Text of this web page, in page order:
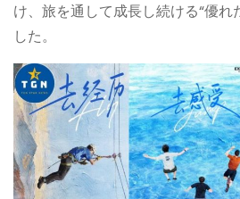
け、旅を通して成長し続ける“優れ
した。